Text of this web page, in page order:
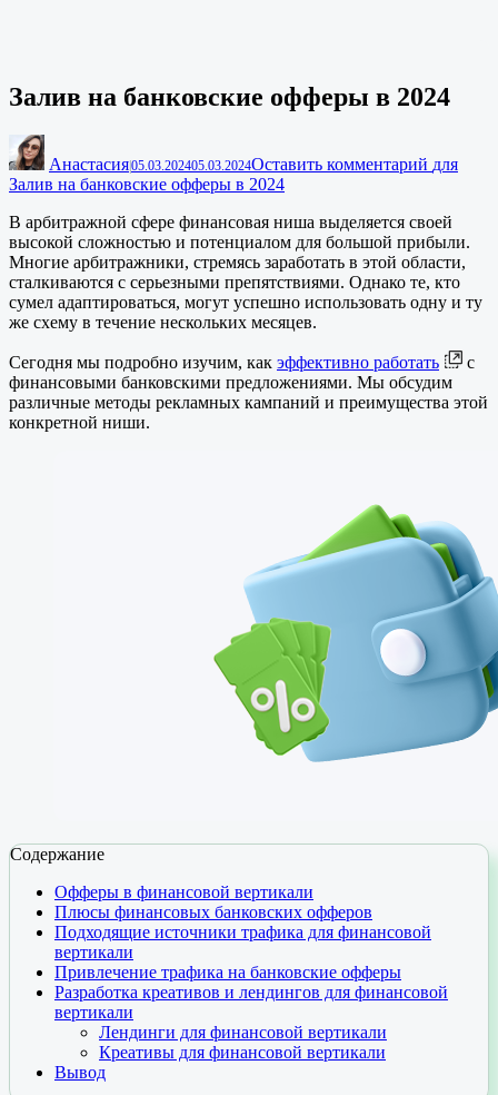
Залив на банковские офферы в 2024
Анастасия|05.03.202405.03.2024Оставить комментарий для
Залив на банковские офферы в 2024
В арбитражной сфере финансовая ниша выделяется своей
высокой сложностью и потенциалом для большой прибыли.
Многие арбитражники, стремясь заработать в этой области,
сталкиваются с серьезными препятствиями. Однако те, кто
сумел адаптироваться, могут успешно использовать одну и ту
же схему в течение нескольких месяцев.
Сегодня мы подробно изучим, как эффективно работать
с
финансовыми банковскими предложениями. Мы обсудим
различные методы рекламных кампаний и преимущества этой
конкретной ниши.
Содержание
Офферы в финансовой вертикали
Плюсы финансовых банковских офферов
Подходящие источники трафика для финансовой
вертикали
Привлечение трафика на банковские офферы
Разработка креативов и лендингов для финансовой
вертикали
Лендинги для финансовой вертикали
Креативы для финансовой вертикали
Вывод